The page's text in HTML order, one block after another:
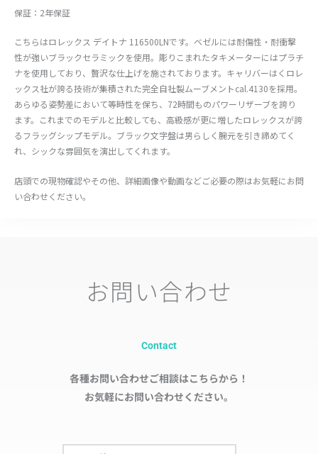
保証：2年保証
こちらはロレックス デイトナ 116500LNです。ベゼルには耐傷性・耐衝撃
性が強いブラックセラミックを使用。彫りこまれたタキメーターにはプラチ
ナを使用しており、贅沢な仕上げを施されております。キャリバーはくロレ
ックス社が誇る技術が集積された完全自社製ムーブメントcal.4130を採用。
あらゆる姿勢差において等時性を保ち、72時間ものパワーリザーブを誇り
ます。これまでのモデルと比較しても、高級感が更に増したロレックスが誇
るフラッグシップモデル。ブラック文字盤は男らしく腕元を引き締めてく
れ、シックな雰囲気を演出してくれます。
店頭での現物確認やその他、詳細画像や動画などご必要の際はお気軽にお問
い合わせください。
お問い合わせ
Contact
各種お問い合わせご相談はこちらから！
お気軽にお問い合わせください。